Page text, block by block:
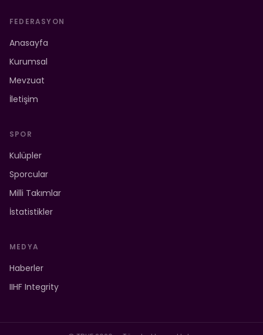
FEDERASYON
Anasayfa
Kurumsal
Mevzuat
İletişim
SPOR
Kulüpler
Sporcular
Milli Takımlar
İstatistikler
MEDYA
Haberler
IIHF Integrity